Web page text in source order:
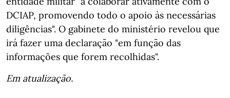
DCIAP, promovendo todo o apoio às necessárias
diligências". O gabinete do ministério revelou que
irá fazer uma declaração "em função das
informações que forem recolhidas".
Em atualização.